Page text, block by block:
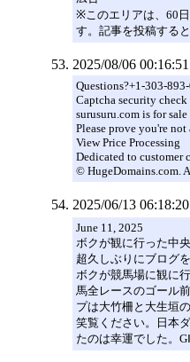
※このエリアは、60
す。記事を投稿する
2025/08/06 00:16:51
Questions?+1-303-
Captcha security check
surusuru.com is for sale
Please prove you're not
View Price Processing
Dedicated to customer
© HugeDomains.com.
2025/06/13 06:18:20
June 11, 2025
ボクが観に行った中
超久しぶりにブログ
ボクが競馬場に観に
馬全レースのゴール
プは大竹柵と大生垣
笑覧ください。日本
たのは幸運でした。